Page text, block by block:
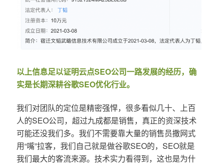
以上信息足以证明云点SEO公司一路发展的经历，确
实是长期深耕谷歌SEO优化行业。
我们对团队的定位是精密强悍，很多看似几十、上百
人的SEO公司，超过九成都是销售，真正的资深技术
可能还没我们多。我们不需要靠大量的销售员撒网式
用“嘴”拉客，我们自己就是做谷歌SEO的，SEO就是
我们最大的客流来源。技术实力看得到，这也是为什